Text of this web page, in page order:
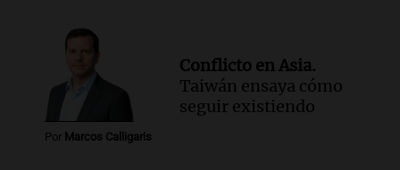
Por Marcos Calligaris
Conflicto en Asia.
Taiwán ensaya cómo
seguir existiendo